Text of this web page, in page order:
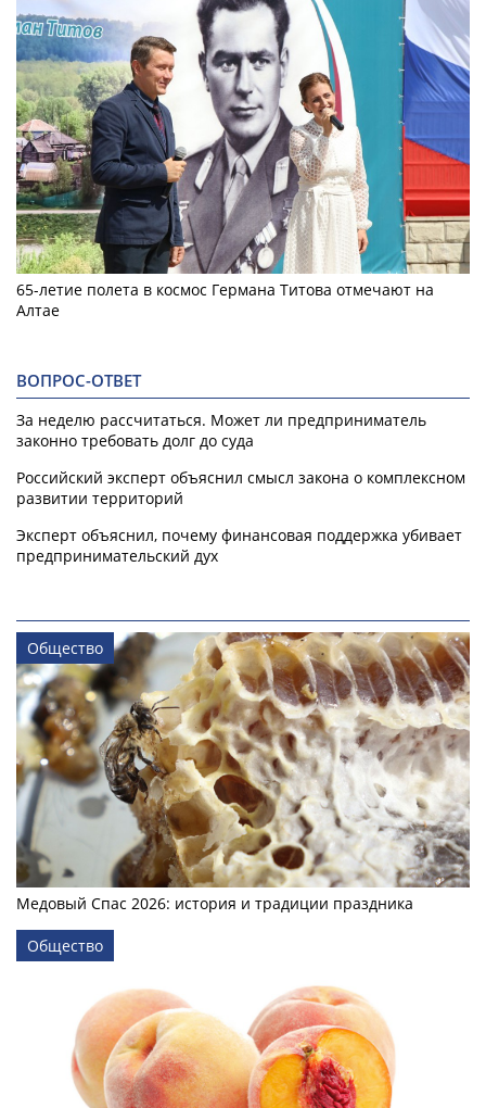
65-летие полета в космос Германа Титова отмечают на
Алтае
ВОПРОС-ОТВЕТ
За неделю рассчитаться. Может ли предприниматель
законно требовать долг до суда
Российский эксперт объяснил смысл закона о комплексном
развитии территорий
Эксперт объяснил, почему финансовая поддержка убивает
предпринимательский дух
Общество
Медовый Спас 2026: история и традиции праздника
Общество